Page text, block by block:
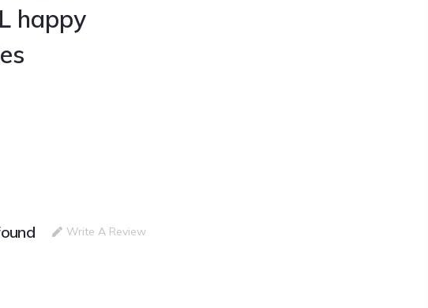
happy
Write A Review